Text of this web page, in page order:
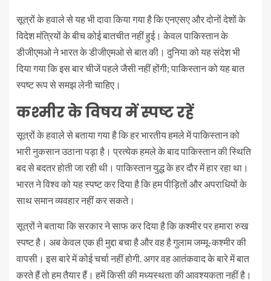
सूत्रों के हवाले से यह भी दावा किया गया है कि एनएसए और दोनों देशों के
विदेश मंत्रियों के बीच कोई बातचीत नहीं हुई। केवल पाकिस्तान के
डीजीएमओ ने भारत के डीजीएमओ से बात की। दुनिया को यह संदेश भी
दिया गया कि इस बार चीजें पहले जैसी नहीं होंगी; पाकिस्तान को यह बात
स्पष्ट रूप से समझ लेनी चाहिए।
कश्मीर के विषय में स्पष्ट रहें
सूत्रों के हवाले से बताया गया है कि हर भारतीय हमले में पाकिस्तान को
भारी नुकसान उठाना पड़ा है। प्रत्येक हमले के बाद पाकिस्तान की स्थिति
बद से बदतर होती जा रही थी। पाकिस्तान युद्ध के हर दौर में हार रहा था।
भारत ने विश्व को यह स्पष्ट कर दिया है कि हम पीड़ितों और अपराधियों के
साथ समान व्यवहार नहीं कर सकते।
सूत्रों ने बताया कि सरकार ने साफ कर दिया है कि कश्मीर पर हमारा रुख
स्पष्ट है। अब केवल एक ही मुद्दा बचा है और वह है गुलाम जम्मू-कश्मीर की
वापसी। इस बारे में कोई चर्चा नहीं होगी. अगर वह आतंकवाद के बारे में बात
करते हैं तो हम तैयार हैं। हमें किसी की मध्यस्थता की आवश्यकता नहीं है।